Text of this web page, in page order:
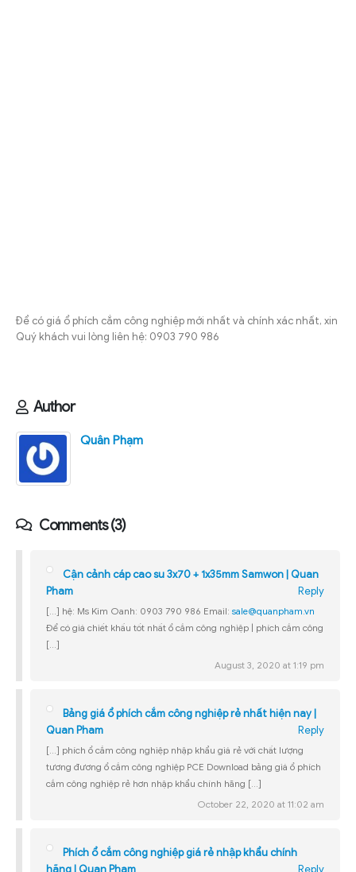
Để có giá ổ phích cắm công nghiệp mới nhất và chính xác nhất, xin
Quý khách vui lòng liên hệ: 0903 790 986
Author
Quân Phạm
Comments (3)
Cận cảnh cáp cao su 3x70 + 1x35mm Samwon | Quan
Pham
Reply
[…] hệ: Ms Kim Oanh: 0903 790 986 Email: sale@quanpham.vn
Để có giá chiết khấu tốt nhất ổ cắm công nghiệp | phích cắm công
[…]
August 3, 2020 at 1:19 pm
Bảng giá ổ phích cắm công nghiệp rẻ nhất hiện nay |
Quan Pham
Reply
[…] phích ổ cắm công nghiệp nhập khẩu giá rẻ với chất lượng
tương đương ổ cắm công nghiệp PCE Download bảng giá ổ phích
cắm công nghiệp rẻ hơn nhập khẩu chính hãng […]
October 22, 2020 at 11:02 am
Phích ổ cắm công nghiệp giá rẻ nhập khẩu chính